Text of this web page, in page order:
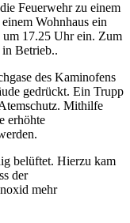
Feuerwehr zu einem
Wohnhaus ein
17.25 Uhr ein. Zum
Betrieb..
des Kaminofens
gedrückt. Ein Trupp
Mithilfe
erhöhte
belüftet. Hierzu kam
der
mehr